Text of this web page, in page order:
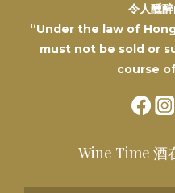
令人醺醉
“Under the law of
must not be sold or
course
Wine Time 酒